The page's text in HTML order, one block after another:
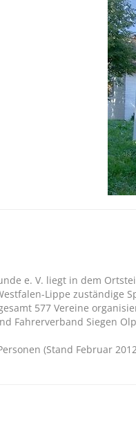
e. V. liegt in dem
Lippe zuständige
577 Vereine
Fahrerverband Siegen
(Stand Februar